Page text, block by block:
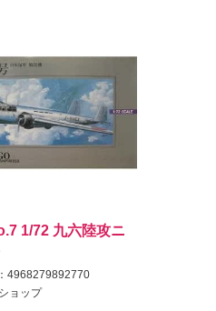
1/72 九六陸攻ニ
4968279892770
ョップ